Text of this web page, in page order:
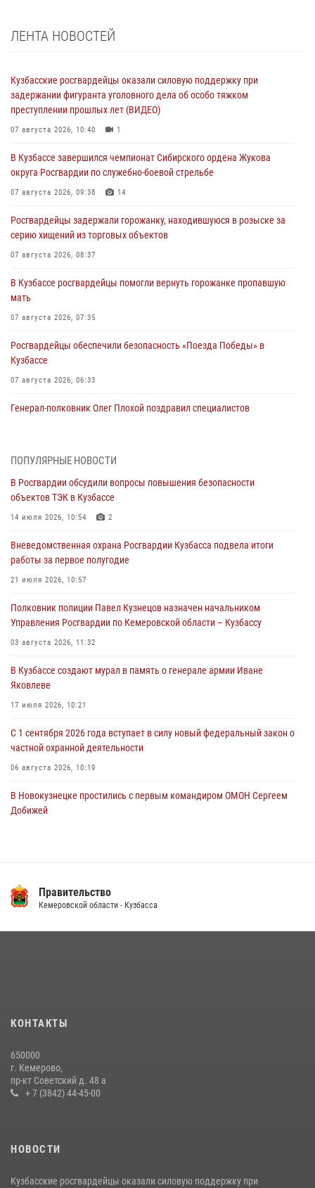
ЛЕНТА НОВОСТЕЙ
Кузбасские росгвардейцы оказали силовую поддержку при
задержании фигуранта уголовного дела об особо тяжком
преступлении прошлых лет (ВИДЕО)
07 августа 2026, 10:40 1
В Кузбассе завершился чемпионат Сибирского ордена Жукова
округа Росгвардии по служебно-боевой стрельбе
07 августа 2026, 09:38 14
Росгвардейцы задержали горожанку, находившуюся в розыске за
серию хищений из торговых объектов
07 августа 2026, 08:37
В Кузбассе росгвардейцы помогли вернуть горожанке пропавшую
мать
07 августа 2026, 07:35
Росгвардейцы обеспечили безопасность «Поезда Победы» в
Кузбассе
07 августа 2026, 06:33
Генерал-полковник Олег Плохой поздравил специалистов
07 августа 2026, 05:32
С 1 сентября 2026 года вступает в силу новый федеральный закон о
частной охранной деятельности
06 августа 2026, 10:19
Росгвардейцы задержали предполагаемого виновника причинения
ножевого ранения кемеровчанину
06 августа 2026, 09:18
Росгвардейцы задержали мужчину, повредившего имущество
горожанки
06 августа 2026, 08:17
Росгвардейцы пресекли противоправные действия и защитили
новокузнечанку от агрессивного знакомого
06 августа 2026, 07:16
ПОПУЛЯРНЫЕ НОВОСТИ
В Росгвардии обсудили вопросы повышения безопасности
объектов ТЭК в Кузбассе
14 июля 2026, 10:54 2
Вневедомственная охрана Росгвардии Кузбасса подвела итоги
работы за первое полугодие
21 июля 2026, 10:57
Полковник полиции Павел Кузнецов назначен начальником
Управления Росгвардии по Кемеровской области – Кузбассу
03 августа 2026, 11:32
В Кузбассе создают мурал в память о генерале армии Иване
Яковлеве
17 июля 2026, 10:21
С 1 сентября 2026 года вступает в силу новый федеральный закон о
частной охранной деятельности
06 августа 2026, 10:19
В Новокузнецке простились с первым командиром ОМОН Сергеем
Добижей
14 июля 2026, 08:52 1
20 июля 2026, 10:54
с покупками
20 июля 2026, 08:52
Правительство
Кемеровской области - Кузбасса
КОНТАКТЫ
650000
г. Кемерово,
пр-кт Советский д. 48 а
+ 7 (3842) 44-45-00
НОВОСТИ
Кузбасские росгвардейцы оказали силовую поддержку при